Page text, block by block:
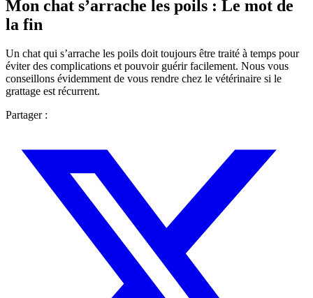
Mon chat s’arrache les poils : Le mot de
la fin
Un chat qui s’arrache les poils doit toujours être traité à temps pour
éviter des complications et pouvoir guérir facilement. Nous vous
conseillons évidemment de vous rendre chez le vétérinaire si le
grattage est récurrent.
Partager :